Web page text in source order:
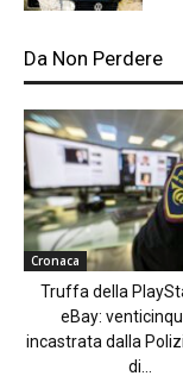
Da Non Perdere
Cronaca
Truffa della
eBay:
incastrata dalla
di...